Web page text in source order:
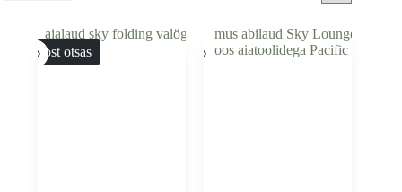
Laost otsas